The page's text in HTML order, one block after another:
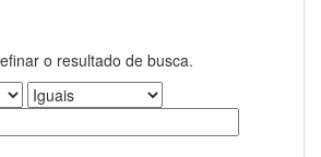
o resultado de busca.